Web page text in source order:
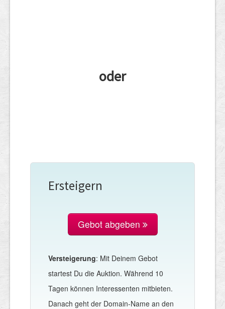
oder
Ersteigern
Gebot abgeben
Versteigerung: Mit Deinem Gebot
startest Du die Auktion. Während 10
Tagen können Interessenten mitbieten.
Danach geht der Domain-Name an den